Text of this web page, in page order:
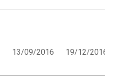
13/09/2016 19/12/2016